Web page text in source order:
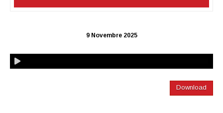
9 Novembre 2025
Download